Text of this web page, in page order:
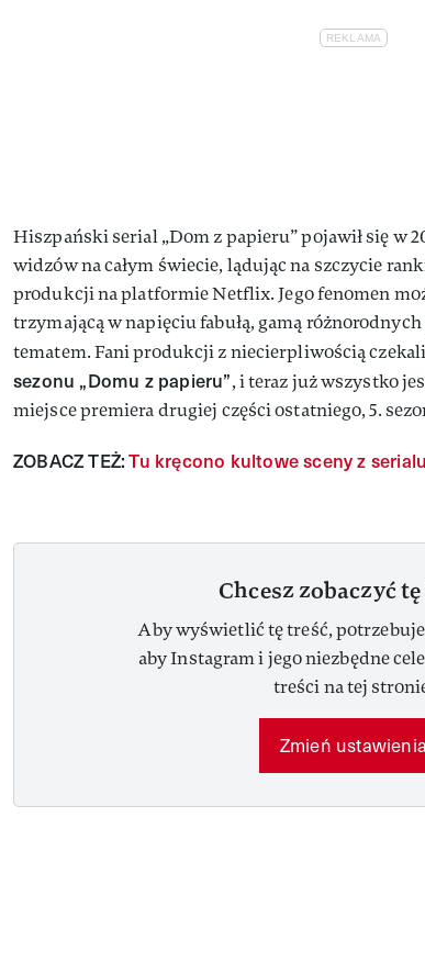
Hiszpański serial „Dom z papieru” pojawił się w
widzów na całym świecie, lądując na szczycie
produkcji na platformie Netflix. Jego fenomen
trzymającą w napięciu fabułą, gamą
tematem. Fani produkcji z niecierpliwością
sezonu „Domu z papieru”, i teraz już wszystko
miejsce premiera drugiej części ostatniego, 5.
ZOBACZ TEŻ:Tu kręcono kultowe sceny z
Chcesz zobaczyć
Aby wyświetlić tę treść,
aby Instagram i jego niezbędne
treści na tej
Zmień ustawienia